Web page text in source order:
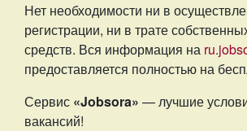
Нет необходимости ни в
регистрации, ни в трате
средств. Вся информация на
предоставляется полностью на
Сервис «Jobsora» — лучшие
вакансий!